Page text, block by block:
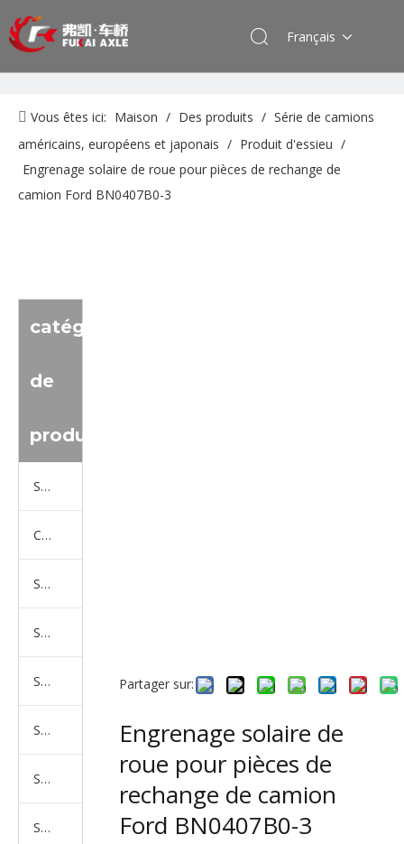
Français
Vous êtes ici: Maison / Des produits / Série de camions
américains, européens et japonais / Produit d'essieu /
Engrenage solaire de roue pour pièces de rechange de
camion Ford BN0407B0-3
catégorie
de
produit
Série de camions Sinotruk
Camion Shacman Série
Série de camions SAIC-lveco Hongyan
Série de camions Foton Auman
Série de camions FAW Jiefang
Série de camions Dongfeng
Série de camions North Benz Beiben
Série de camions américains, européens et japonais
Partager sur:
Engrenage solaire de
roue pour pièces de
rechange de camion
Ford BN0407B0-3